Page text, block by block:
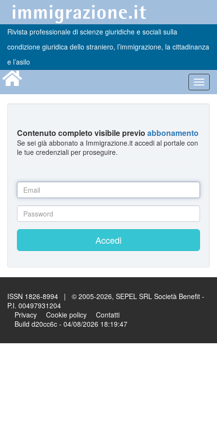
Rivista professionale di scienze giuridiche e sociali sulla
condizione giuridica dello straniero, l’immigrazione, la cittadinanza
e l’asilo
Contenuto completo visibile previo abbonamento
Se sei già abbonato a Immigrazione.it accedi al portale con
le tue credenziali per proseguire.
Accedi
ISSN 1826-8994 | © 2005-2026, SEPEL SRL Società Benefit -
P.I. 00497931204
Privacy
Cookie policy
Contatti
Build d20cc6c - 04/08/2026 18:19:47